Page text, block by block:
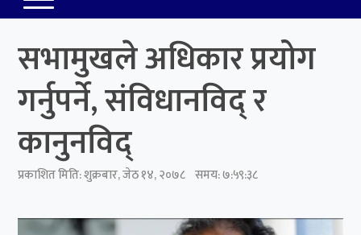
सभामुखले अधिकार प्रयोग
गर्नुपर्ने, संविधानविद् र
कानुनविद्
प्रकाशित मिति:शुक्रबार, जेठ १४, २०७८ समय: ७:५९:३८